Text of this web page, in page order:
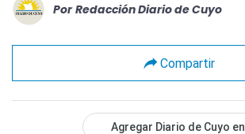
Por Redacción Diario de Cuyo
Compartir
Agregar Diario de Cuyo en